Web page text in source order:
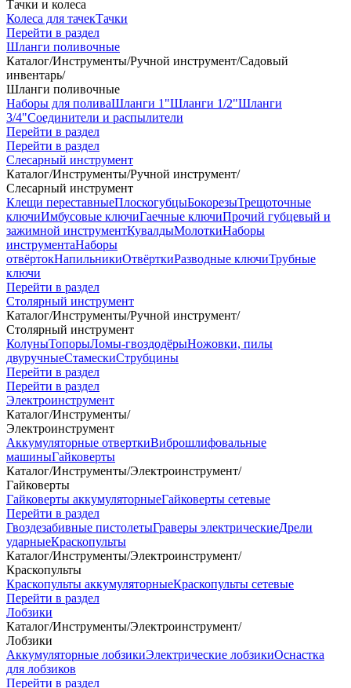
Тачки и колеса
Колеса для тачекТачки
Перейти в раздел
Шланги поливочные
Каталог/Инструменты/Ручной инструмент/Садовый
инвентарь/
Шланги поливочные
Наборы для поливаШланги 1"Шланги 1/2"Шланги
3/4"Соединители и распылители
Перейти в раздел
Перейти в раздел
Слесарный инструмент
Каталог/Инструменты/Ручной инструмент/
Слесарный инструмент
Клещи переставныеПлоскогубцыБокорезыТрещоточные
ключиИмбусовые ключиГаечные ключиПрочий губцевый и
зажимной инструментКувалдыМолоткиНаборы
инструментаНаборы
отвёртокНапильникиОтвёрткиРазводные ключиТрубные
ключи
Перейти в раздел
Столярный инструмент
Каталог/Инструменты/Ручной инструмент/
Столярный инструмент
КолуныТопорыЛомы-гвоздодёрыНожовки, пилы
двуручныеСтамескиСтрубцины
Перейти в раздел
Перейти в раздел
Электроинструмент
Каталог/Инструменты/
Электроинструмент
Аккумуляторные отверткиВиброшлифовальные
машиныГайковерты
Каталог/Инструменты/Электроинструмент/
Гайковерты
Гайковерты аккумуляторныеГайковерты сетевые
Перейти в раздел
Гвоздезабивные пистолетыГраверы электрическиеДрели
ударныеКраскопульты
Каталог/Инструменты/Электроинструмент/
Краскопульты
Краскопульты аккумуляторныеКраскопульты сетевые
Перейти в раздел
Лобзики
Каталог/Инструменты/Электроинструмент/
Лобзики
Аккумуляторные лобзикиЭлектрические лобзикиОснастка
для лобзиков
Перейти в раздел